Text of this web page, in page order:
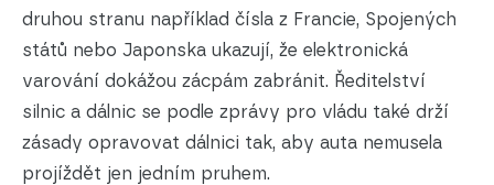
druhou stranu například čísla z Francie, Spojených
států nebo Japonska ukazují, že elektronická
varování dokážou zácpám zabránit. Ředitelství
silnic a dálnic se podle zprávy pro vládu také drží
zásady opravovat dálnici tak, aby auta nemusela
projíždět jen jedním pruhem.